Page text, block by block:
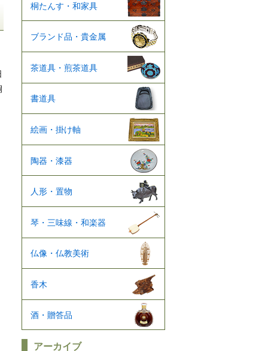
桐たんす・和家具
ブランド品・貴金属
茶道具・煎茶道具
書道具
絵画・掛け軸
陶器・漆器
人形・置物
琴・三味線・和楽器
仏像・仏教美術
香木
酒・贈答品
アーカイブ